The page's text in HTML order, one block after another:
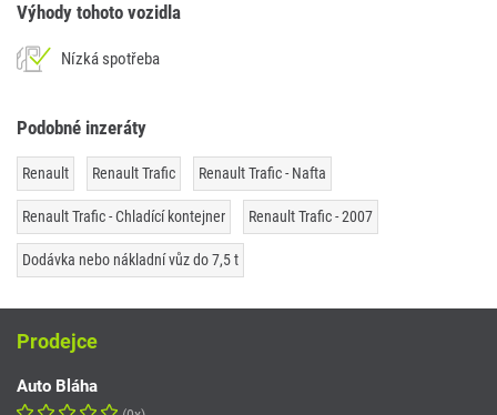
Výhody tohoto vozidla
Nízká spotřeba
Podobné inzeráty
Renault Renault Trafic Renault Trafic - Nafta
Renault Trafic - Chladící kontejner Renault Trafic - 2007
Dodávka nebo nákladní vůz do 7,5 t
Prodejce
Auto Bláha